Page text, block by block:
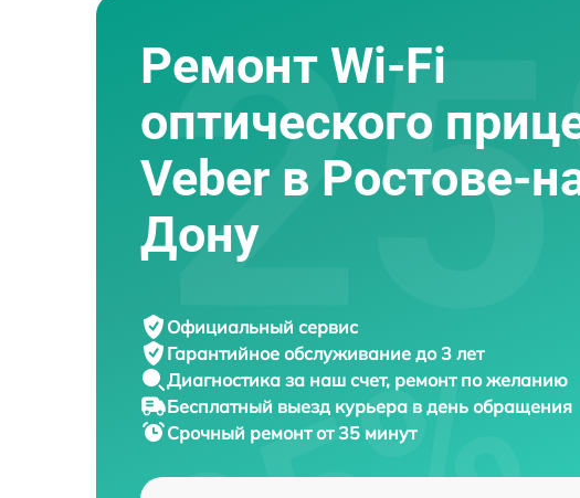
Ремонт Wi-Fi
оптического
Veber в Ростове-
Дону
Официальный сервис
Гарантийное обслуживание до 3 лет
Диагностика за наш счет, ремонт по желанию
Бесплатный выезд курьера в день обращения
Срочный ремонтот 35 минут